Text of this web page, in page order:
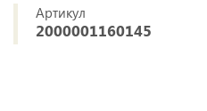
Артикул
2000001160145